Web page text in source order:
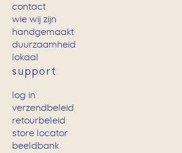
contact
wie wij zijn
handgemaakt
duurzaamheid
lokaal
support
log in
verzendbeleid
retourbeleid
store locator
beeldbank